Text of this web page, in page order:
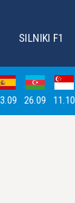
SILNIKI F1
26.09 11.10